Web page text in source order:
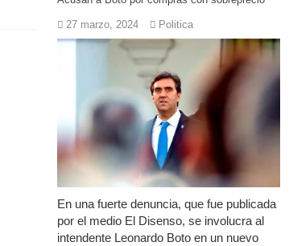
27 marzo, 2024 Politica
En una fuerte denuncia, que fue publicada
por el medio El Disenso, se involucra al
intendente Leonardo Boto en un nuevo